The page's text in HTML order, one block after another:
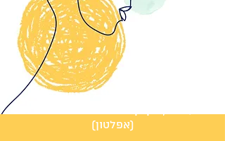
"הנפש- על מנת לפגוש את
"
(אפלטון)